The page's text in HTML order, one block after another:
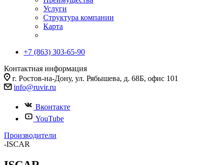
Услуги
Структура компании
Карта
+7 (863) 303-65-90
Контактная информация
г. Ростов-на-Дону, ул. Рябышева, д. 68Б, офис 101
info@ruvir.ru
Вконтакте
YouTube
Производители
-ISCAR